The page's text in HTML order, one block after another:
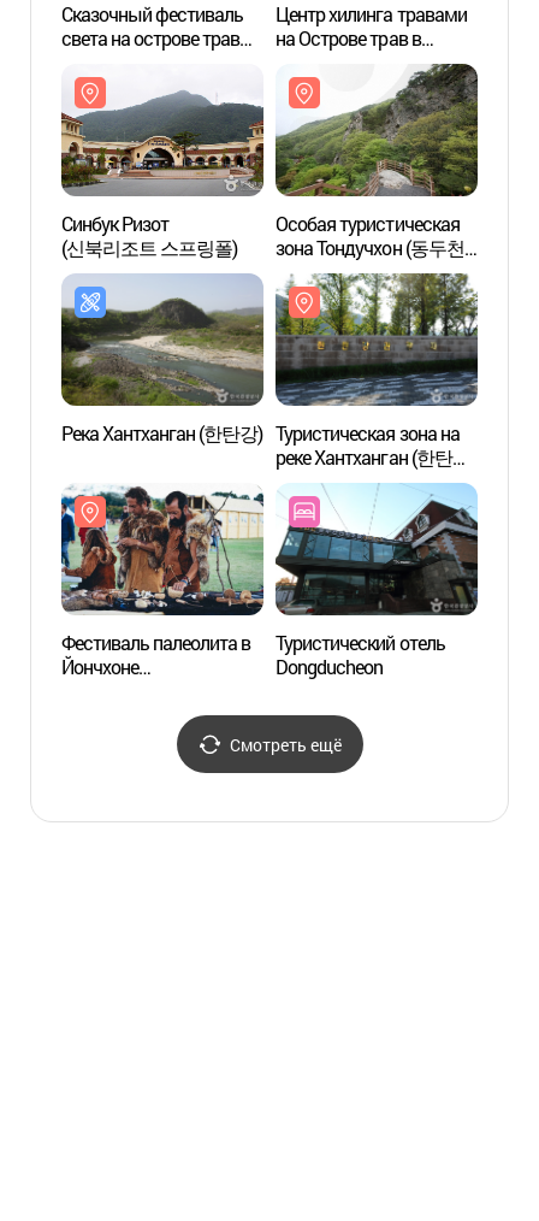
Сказочный фестиваль
света на острове трав
불빛동화축제)
Центр хилинга травами
на Острове трав в
Пхочхоне (허브아일랜드
허브힐링센터)
Синбук Ризот
(신북리조트 스프링폴)
Особая туристическая
зона Тондучхон (동두천
관광특구)
Река Хантханган (한탄강) Туристическая зона на
реке Хантханган (한탄강
관광지)
Фестиваль палеолита в
Йончхоне
Туристический отель
Dongducheon
Смотреть ещё